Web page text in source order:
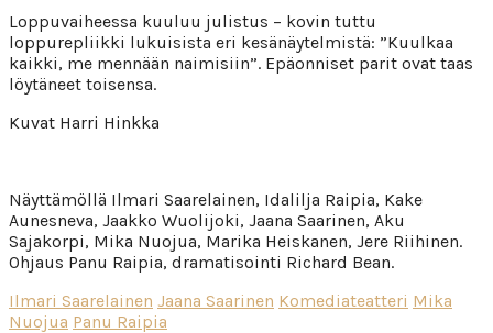
Loppuvaiheessa kuuluu julistus – kovin tuttu
loppurepliikki lukuisista eri kesänäytelmistä: ”Kuulkaa
kaikki, me mennään naimisiin”. Epäonniset parit ovat taas
löytäneet toisensa.
Kuvat Harri Hinkka
Näyttämöllä Ilmari Saarelainen, Idalilja Raipia, Kake
Aunesneva, Jaakko Wuolijoki, Jaana Saarinen, Aku
Sajakorpi, Mika Nuojua, Marika Heiskanen, Jere Riihinen.
Ohjaus Panu Raipia, dramatisointi Richard Bean.
Ilmari Saarelainen Jaana Saarinen Komediateatteri Mika
Nuojua Panu Raipia